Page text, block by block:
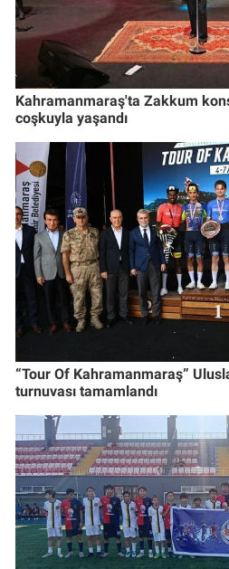
Kahramanmaraş'ta Zakkum
coşkuyla yaşandı
“Tour Of Kahramanmaraş”
turnuvası tamamlandı